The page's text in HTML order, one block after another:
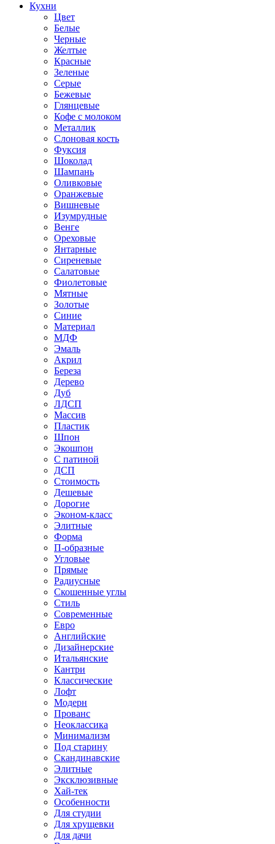
Кухни
Цвет
Белые
Черные
Желтые
Красные
Зеленые
Серые
Бежевые
Глянцевые
Кофе с молоком
Металлик
Слоновая кость
Фуксия
Шоколад
Шампань
Оливковые
Оранжевые
Вишневые
Изумрудные
Венге
Ореховые
Янтарные
Сиреневые
Салатовые
Фиолетовые
Мятные
Золотые
Синие
Материал
МДФ
Эмаль
Акрил
Береза
Дерево
Дуб
ЛДСП
Массив
Пластик
Шпон
Экошпон
С патиной
ДСП
Стоимость
Дешевые
Дорогие
Эконом-класс
Элитные
Форма
П-образные
Угловые
Прямые
Радиусные
Скошенные углы
Стиль
Современные
Евро
Английские
Дизайнерские
Итальянские
Кантри
Классические
Лофт
Модерн
Прованс
Неоклассика
Минимализм
Под старину
Скандинавские
Элитные
Эксклюзивные
Хай-тек
Особенности
Для студии
Для хрущевки
Для дачи